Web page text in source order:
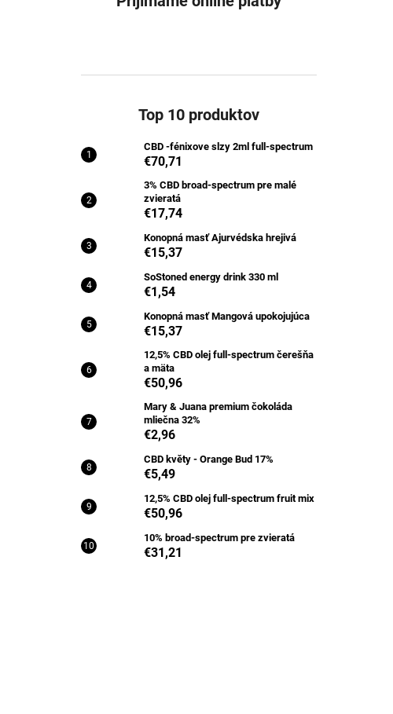
Top 10 produktov
CBD -fénixove slzy 2ml full-spectrum
€70,71
3% CBD broad-spectrum pre malé
zvieratá
€17,74
Konopná masť Ajurvédska hrejivá
€15,37
SoStoned energy drink 330 ml
€1,54
Konopná masť Mangová upokojujúca
€15,37
12,5% CBD olej full-spectrum čerešňa
a mäta
€50,96
Mary & Juana premium čokoláda
mliečna 32%
€2,96
CBD květy - Orange Bud 17%
€5,49
12,5% CBD olej full-spectrum fruit mix
€50,96
10% broad-spectrum pre zvieratá
€31,21